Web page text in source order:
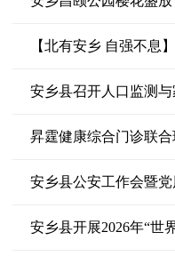
【北有安乡 自强不息
安乡县召开人口监测
昇霆健康综合门诊联
安乡县公安工作会暨
安乡县开展2026年“世